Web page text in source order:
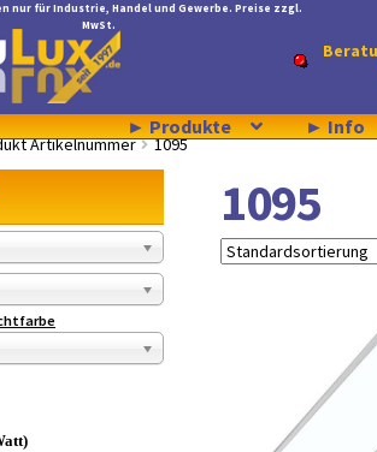
nur für Industrie, Handel und Gewerbe. Preise zzgl.
MwSt.
► Produkte ► Info
Artikelnummer 1095
1095